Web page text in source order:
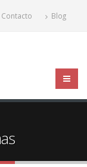
Contacto Blog